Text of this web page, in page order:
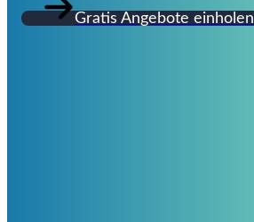
Gratis Angebote einholen